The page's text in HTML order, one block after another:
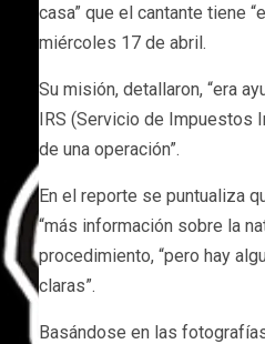
casa” que el cantante tiene
miércoles 17 de abril.
Su misión, detallaron, “era
IRS (Servicio de Impuestos
de una operación”.
En el reporte se puntualiza
“más información sobre la
procedimiento, “pero hay
claras”.
Basándose en las